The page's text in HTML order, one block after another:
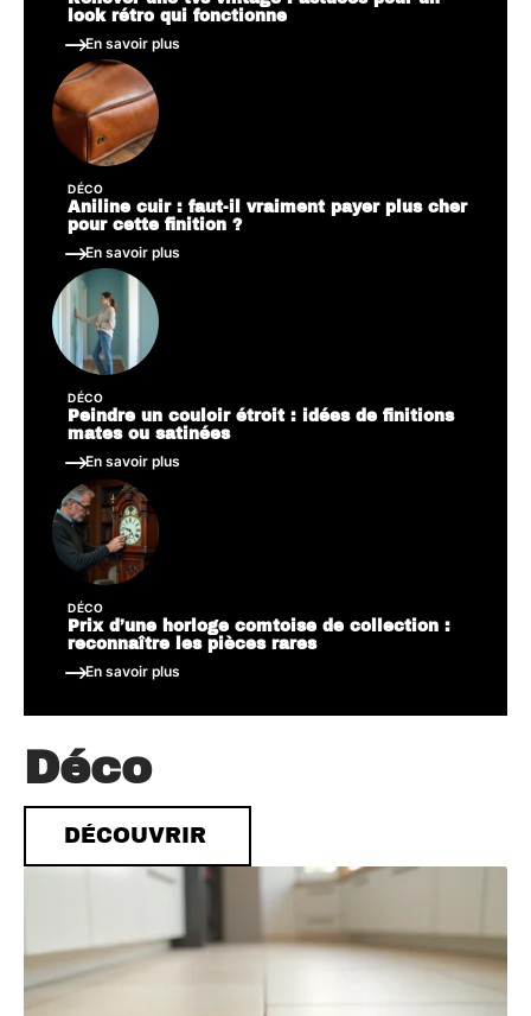
look rétro qui fonctionne
En savoir plus
DÉCO
Aniline cuir : faut-il vraiment payer plus cher
pour cette finition ?
En savoir plus
DÉCO
Peindre un couloir étroit : idées de finitions
mates ou satinées
En savoir plus
DÉCO
Prix d’une horloge comtoise de collection :
reconnaître les pièces rares
En savoir plus
Déco
DÉCOUVRIR